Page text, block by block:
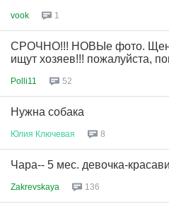
vook 1
СРОЧНО!!! НОВЫе фото.
ищут хозяев!!! пожалуйста,
Polli11 52
Нужна собака
Юлия Ключевая 8
Чара-- 5 мес. девочка-
Zakrevskaya 136